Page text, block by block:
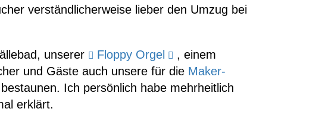
verständlicherweise lieber den Umzug bei
unserer Floppy Orgel
, einem
und Gäste auch unsere für die Maker-
Ich persönlich habe mehrheitlich
erklärt.